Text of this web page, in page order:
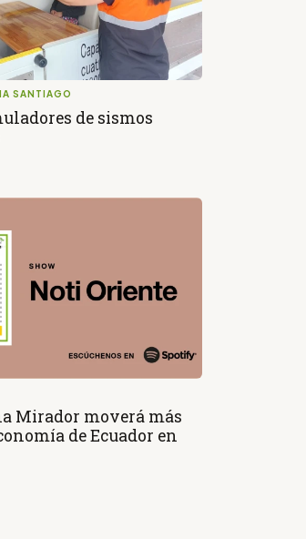
SANTIAGO
de sismos
Mirador moverá más
de Ecuador en